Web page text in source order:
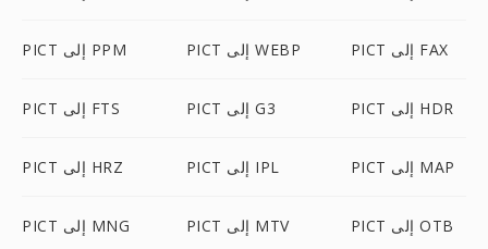
PICT إلى PPM PICT إلى WEBP PICT إلى FAX
PICT إلى FTS PICT إلى G3 PICT إلى HDR
PICT إلى HRZ PICT إلى IPL PICT إلى MAP
PICT إلى MNG PICT إلى MTV PICT إلى OTB